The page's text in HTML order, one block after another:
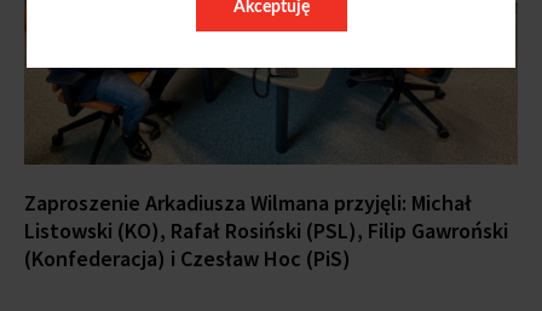
Akceptuję
Zaproszenie Arkadiusza Wilmana przyjęli: Michał
Listowski (KO), Rafał Rosiński (PSL), Filip Gawroński
(Konfederacja) i Czesław Hoc (PiS)